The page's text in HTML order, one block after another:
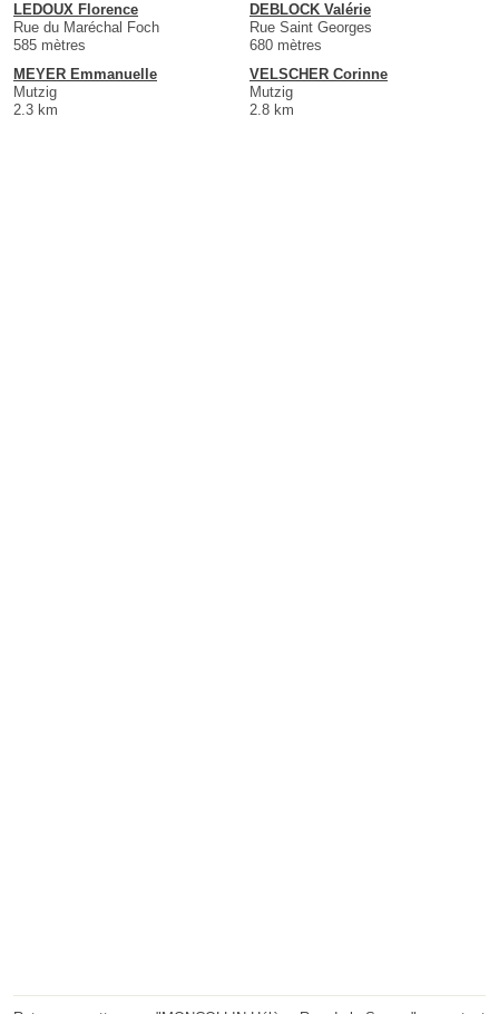
LEDOUX Florence
Rue du Maréchal Foch
585 mètres
DEBLOCK Valérie
Rue Saint Georges
680 mètres
MEYER Emmanuelle
Mutzig
2.3 km
VELSCHER Corinne
Mutzig
2.8 km